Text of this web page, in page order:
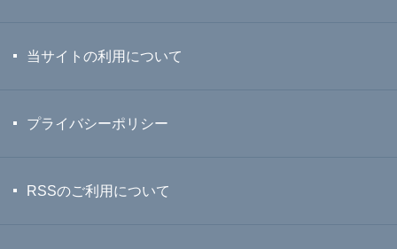
当サイトの利用について
プライバシーポリシー
RSSのご利用について